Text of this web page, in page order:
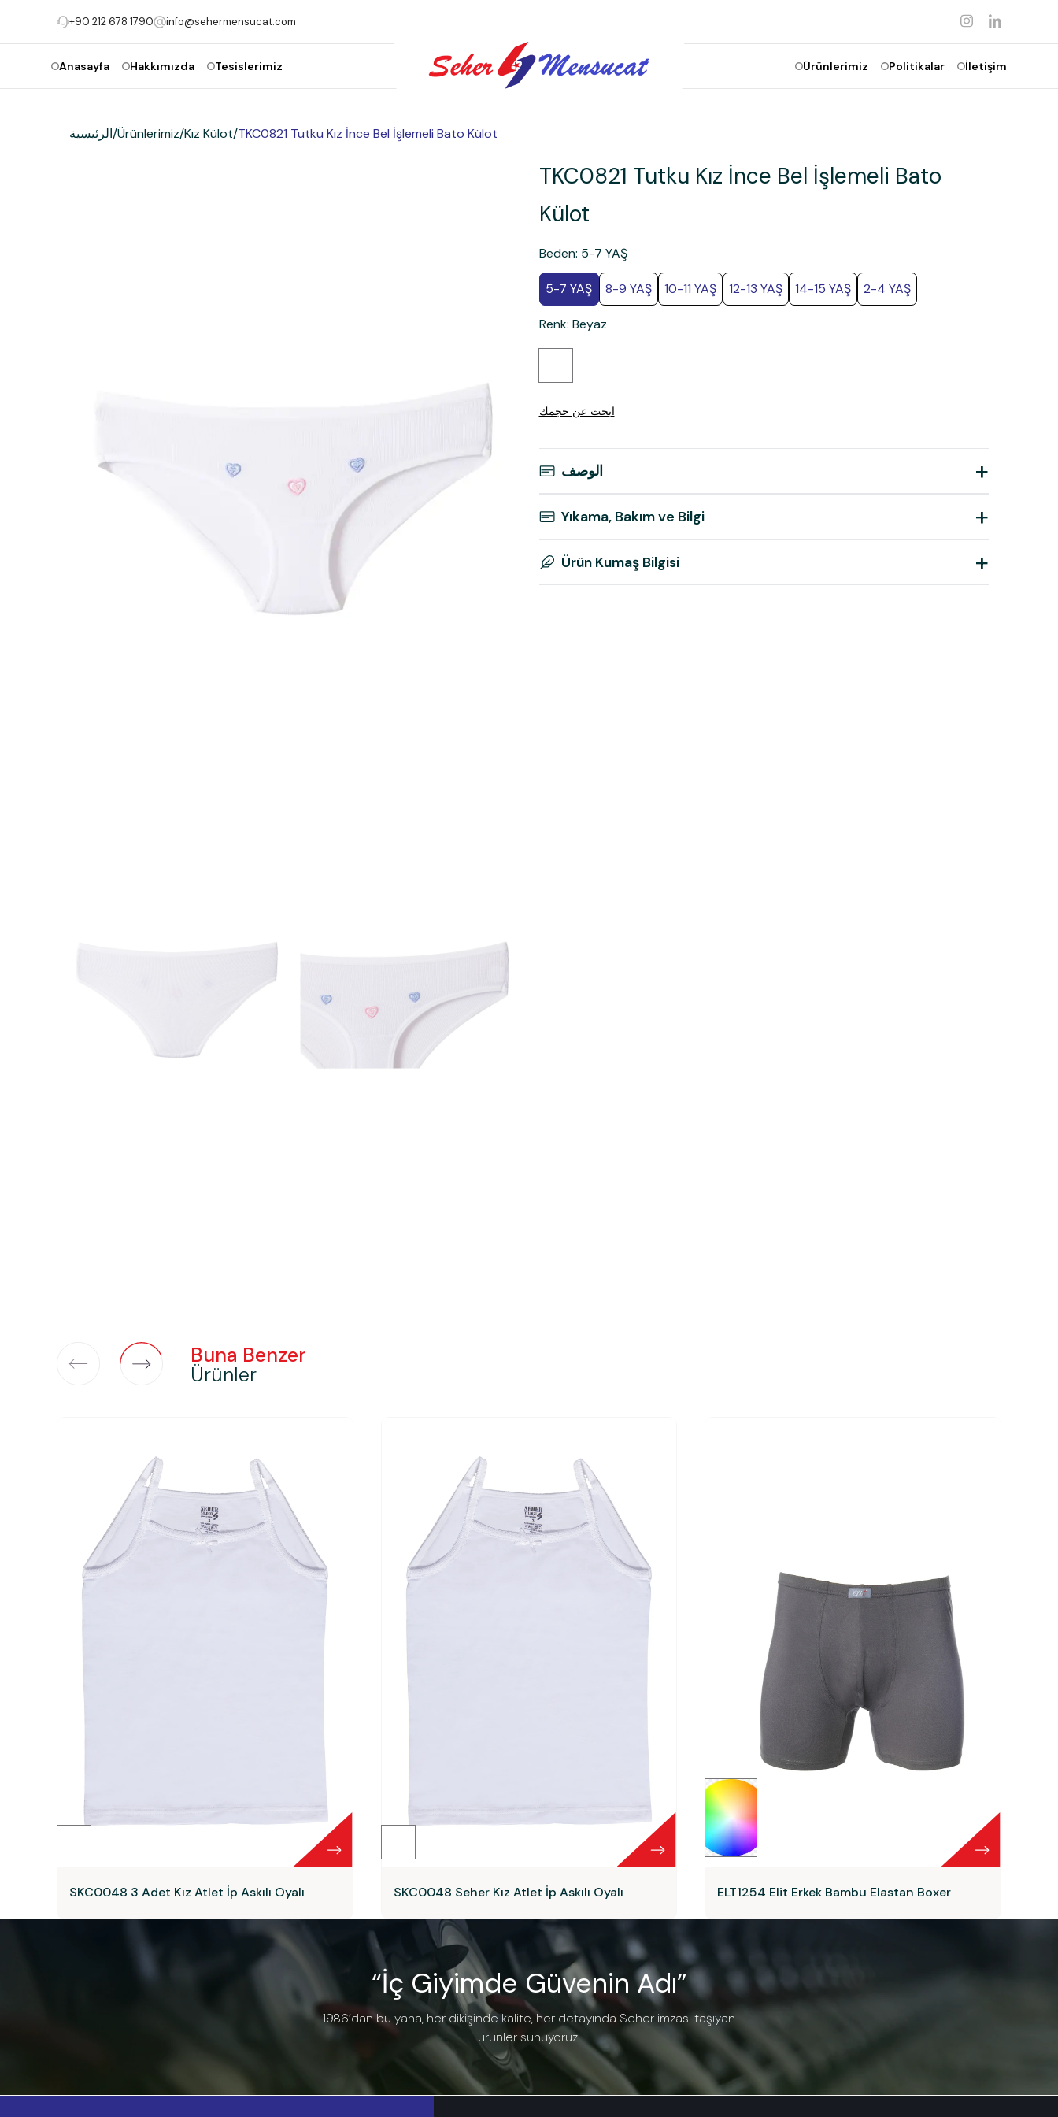
+90 212 678 1790 info@sehermensucat.com
Anasayfa Hakkımızda Tesislerimiz Ürünlerimiz Politikalar İletişim
الرئيسية/Ürünlerimiz/Kız Külot/TKC0821 Tutku Kız İnce Bel İşlemeli Bato Külot
TKC0821 Tutku Kız İnce Bel İşlemeli Bato
Külot
Beden: 5-7 YAŞ
5-7 YAŞ 8-9 YAŞ 10-11 YAŞ 12-13 YAŞ 14-15 YAŞ 2-4 YAŞ
Renk: Beyaz
ابحث عن حجمك
الوصف +
Yıkama, Bakım ve Bilgi +
Ürün Kumaş Bilgisi +
Buna Benzer
Ürünler
SKC0048 3 Adet Kız Atlet İp Askılı Oyalı SKC0048 Seher Kız Atlet İp Askılı Oyalı ELT1254 Elit Erkek Bambu Elastan Boxer
“İç Giyimde Güvenin Adı”
1986’dan bu yana, her dikişinde kalite, her detayında Seher imzası taşıyan
ürünler sunuyoruz.